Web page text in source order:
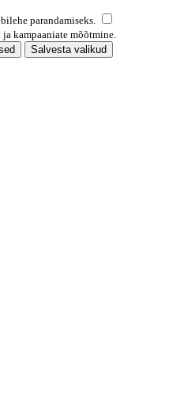
parandamiseks.
kampaaniate mõõtmine.
Salvesta valikud